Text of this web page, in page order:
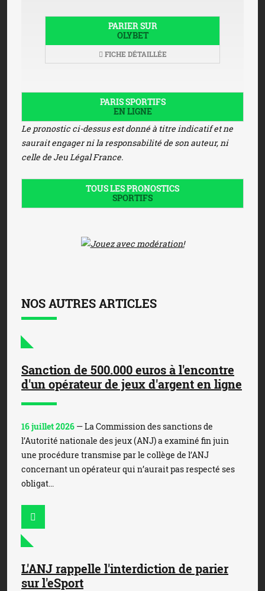
PARIER SUR
OLYBET
FICHE DÉTAILLÉE
PARIS SPORTIFS
EN LIGNE
Le pronostic ci-dessus est donné à titre indicatif et ne
saurait engager ni la responsabilité de son auteur, ni
celle de Jeu Légal France.
TOUS LES PRONOSTICS
SPORTIFS
NOS AUTRES ARTICLES
Sanction de 500.000 euros à l'encontre
d'un opérateur de jeux d'argent en ligne
16 juillet 2026 — La Commission des sanctions de
l’Autorité nationale des jeux (ANJ) a examiné fin juin
une procédure transmise par le collège de l’ANJ
concernant un opérateur qui n’aurait pas respecté ses
obligat...
L'ANJ rappelle l'interdiction de parier
sur l'eSport